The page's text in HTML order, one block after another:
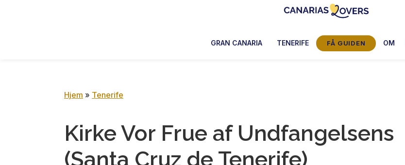
Tenerife
og
GRAN CANARIA TENERIFE FÅ GUIDEN OM
Hjem » Tenerife
Kirke Vor Frue af Undfangelsens
(Santa Cruz de Tenerife)